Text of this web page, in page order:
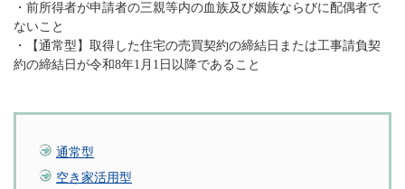
・前所得者が申請者の三親等内の血族及び姻族ならびに配偶者で
ないこと
・【通常型】取得した住宅の売買契約の締結日または工事請負契
約の締結日が令和8年1月1日以降であること
通常型
空き家活用型